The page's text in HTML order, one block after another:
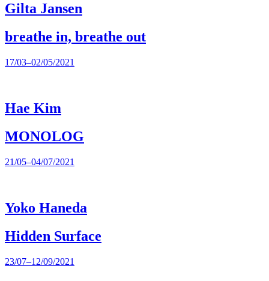
Gilta Jansen
breathe in, breathe out
17/03–02/05/2021
Hae Kim
MONOLOG
21/05–04/07/2021
Yoko Haneda
Hidden Surface
23/07–12/09/2021